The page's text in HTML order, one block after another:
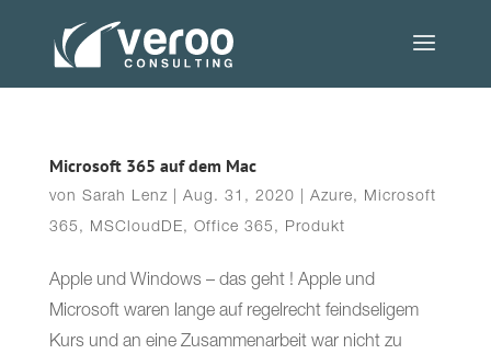
Microsoft 365 auf dem Mac
von Sarah Lenz| Aug. 31, 2020 Azure, Microsoft
365 , MSCloudDE, Office 365 , Produkt
Apple und Windows – das geht ! Apple und
Microsoft waren lange auf regelrecht feindseligem
Kurs und an eine Zusammenarbeit war nicht zu